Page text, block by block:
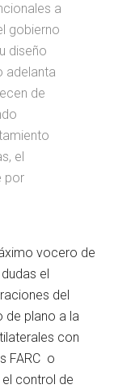
a
gobierno
diseño
adelanta
de
el
por
vocero de
el
del
de plano a la
con
FARC o
control de